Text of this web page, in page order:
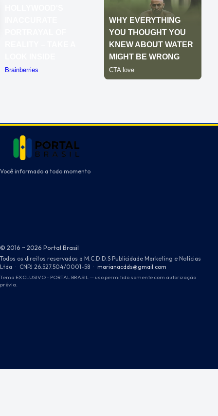
Você informado a todo momento
© 2016 ~ 2026 Portal Brasil
Todos os direitos reservados a M.C.D.D.S Publicidade Marketing e Notícias
Ltda · CNPJ 26.527.504/0001-58 · marianacdds@gmail.com
Tema EXCLUSIVO - PORTAL BRASIL — uso permitido somente com autorização
prévia.